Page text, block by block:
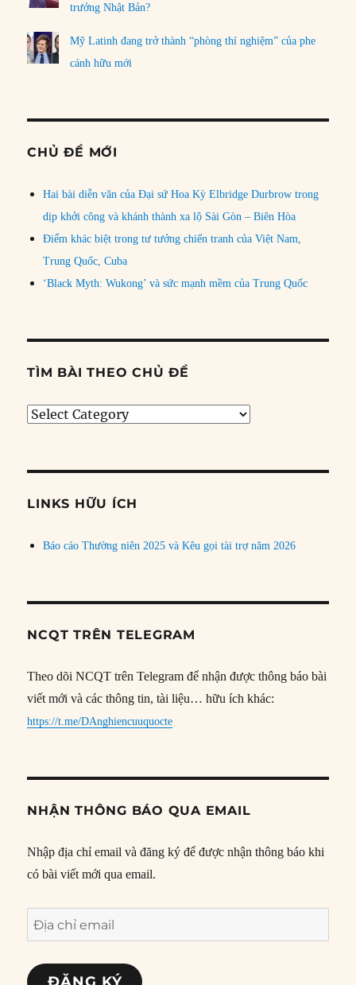
trưởng Nhật Bản?
Mỹ Latinh đang trở thành “phòng thí nghiệm” của phe
cánh hữu mới
CHỦ ĐỀ MỚI
Hai bài diễn văn của Đại sứ Hoa Kỳ Elbridge Durbrow trong
dịp khởi công và khánh thành xa lộ Sài Gòn – Biên Hòa
Điểm khác biệt trong tư tưởng chiến tranh của Việt Nam,
Trung Quốc, Cuba
‘Black Myth: Wukong’ và sức mạnh mềm của Trung Quốc
TÌM BÀI THEO CHỦ ĐỀ
Tìm
đề
LINKS HỮU ÍCH
Báo cáo Thường niên 2025 và Kêu gọi tài trợ năm 2026
NCQT TRÊN TELEGRAM
Theo dõi NCQT trên Telegram để nhận được thông báo bài
viết mới và các thông tin, tài liệu… hữu ích khác:
https://t.me/DAnghiencuuquocte
NHẬN THÔNG BÁO QUA EMAIL
Nhập địa chỉ email và đăng ký để được nhận thông báo khi
có bài viết mới qua email.
Địa
chỉ
email
ĐĂNG KÝ